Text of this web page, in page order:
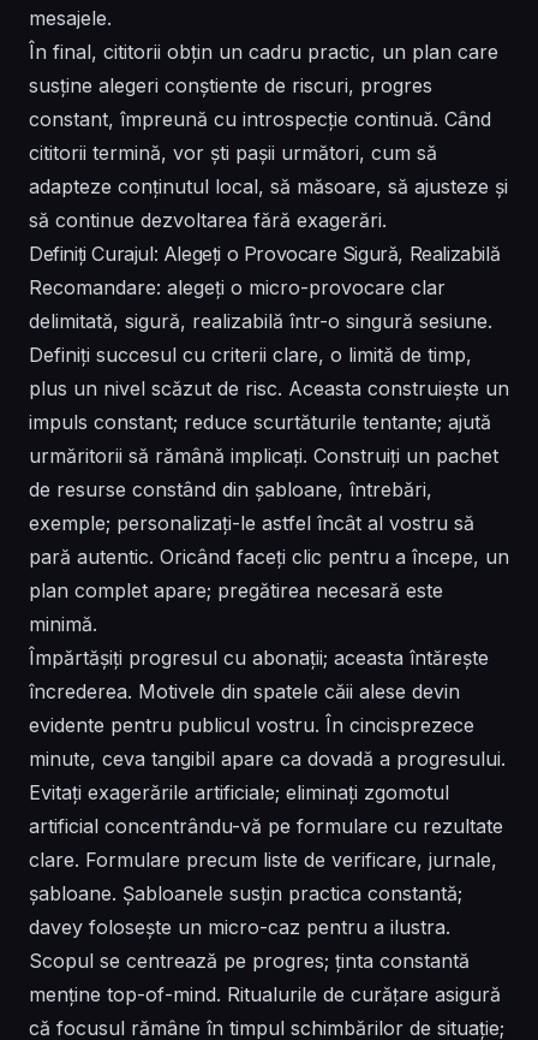
mesajele.
În final, cititorii obțin un cadru practic, un plan care
susține alegeri conștiente de riscuri, progres
constant, împreună cu introspecție continuă. Când
cititorii termină, vor ști pașii următori, cum să
adapteze conținutul local, să măsoare, să ajusteze și
să continue dezvoltarea fără exagerări.
Definiți Curajul: Alegeți o Provocare Sigură, Realizabilă
Recomandare: alegeți o micro-provocare clar
delimitată, sigură, realizabilă într-o singură sesiune.
Definiți succesul cu criterii clare, o limită de timp,
plus un nivel scăzut de risc. Aceasta construiește un
impuls constant; reduce scurtăturile tentante; ajută
urmăritorii să rămână implicați. Construiți un pachet
de resurse constând din șabloane, întrebări,
exemple; personalizați-le astfel încât al vostru să
pară autentic. Oricând faceți clic pentru a începe, un
plan complet apare; pregătirea necesară este
minimă.
Împărtășiți progresul cu abonații; aceasta întărește
încrederea. Motivele din spatele căii alese devin
evidente pentru publicul vostru. În cincisprezece
minute, ceva tangibil apare ca dovadă a progresului.
Evitați exagerările artificiale; eliminați zgomotul
artificial concentrându-vă pe formulare cu rezultate
clare. Formulare precum liste de verificare, jurnale,
șabloane. Șabloanele susțin practica constantă;
davey folosește un micro-caz pentru a ilustra.
Scopul se centrează pe progres; ținta constantă
menține top-of-mind. Ritualurile de curățare asigură
că focusul rămâne în timpul schimbărilor de situație;